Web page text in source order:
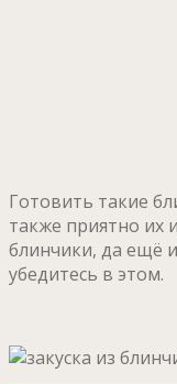
Готовить такие
также приятно их
блинчики, да ещё
убедитесь в этом.